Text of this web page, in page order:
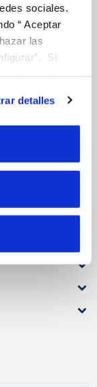
sociales.
“ Aceptar
las
Si
y que
consultar
detalles